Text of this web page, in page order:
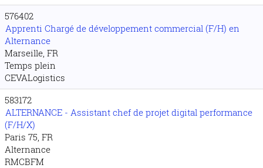
576402
Apprenti Chargé de développement commercial (F/H) en
Alternance
Marseille, FR
Temps plein
CEVALogistics
583172
ALTERNANCE - Assistant chef de projet digital performance
(F/H/X)
Paris 75, FR
Alternance
RMCBFM